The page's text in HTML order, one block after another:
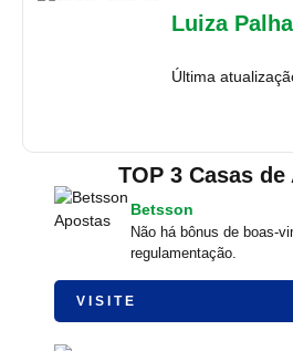
Luiza
Última
TOP 3 Casas
Betsson
Não há bônus de boas-
regulamentação.
VISITE